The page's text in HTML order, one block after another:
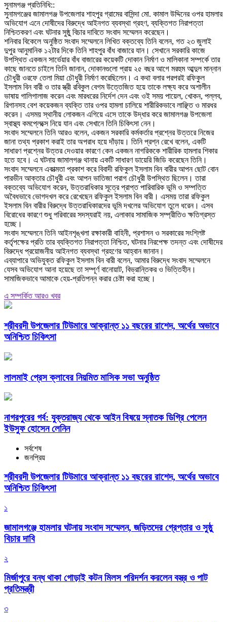
‎সুনামগঞ্জ প্রতিনিধি::
‎সুনামগঞ্জের জামালগঞ্জ উপজেলার শাহপুর গ্রামের বাসিন্দা মো. কামাল উদ্দিনের ওপর হামলার
অভিযোগ এনে দোষীদের বিরুদ্ধে আইনগত ব্যবস্থা গ্রহণ, ব্যক্তিগত নিরাপত্তা
নিশ্চিতকরণ এবং ঘটনার সুষ্ঠু বিচার দাবিতে সংবাদ সম্মেলন করেছেন।
‎শনিবার বিকেলে অনুষ্ঠিত সংবাদ সম্মেলনে লিখিত বক্তব্যে তিনি বলেন, গত ২৩ জুলাই
দুপুর আনুমানিক ১২টার দিকে তিনি শাহপুর বাঁধ বাজারে যান। সেখানে সরকারি কাজে
উপস্থিত একজন সার্ভেয়ার বাঁধ বাজারের কয়েকটি দোকান নির্মাণ ও মালিকানা সম্পর্কে তার
কাছে জানতে চাইলে তিনি জানান, দোকানগুলো প্রায় ২৫ বছর আগে মরহুম আব্দুল মান্নান
চৌধুরী ওরফে তেলা মিয়া চৌধুরী নির্মাণ করেছিলেন। এ কথা বলার পরপরই রফিকুল
ইসলাম বিন বারী ও তার স্ত্রী রবিকুল বেগম উত্তেজিত হয়ে তাকে লক্ষ্য করে অশালীন
ভাষায় গালিগালাজ করেন এবং মারধরের নির্দেশ দেন এবং ওই সময় পায়েল, খোকন, পল্লব,
রিগানসহ বেশ কয়েকজন ব্যক্তি তার ওপর হামলা চালিয়ে শারীরিকভাবে লাঞ্ছিত ও মারধর
করেন। এসময় স্থানীয় লোকজন এগিয়ে এসে তাকে উদ্ধার করে জামালগঞ্জ উপজেলা
স্বাস্থ্য কমপ্লেক্সে নিয়ে যান এবং সেখানে তিনি চিকিৎসা নেন।
‎সংবাদ সম্মেলনে তিনি আরও বলেন, একজন সরকারি কর্মকর্তার প্রশ্নের উত্তরে নিজের
জানা তথ্য প্রকাশ করাই তার অপরাধ হয়ে দাঁড়ায়। তিনি প্রশ্ন রেখে বলেন, একটি
সাধারণ প্রশ্নের উত্তর দেওয়ার কারণে কেন একজন নাগরিককে শারীরিক হামলার শিকার
হতে হবে। এ ঘটনায় জামালগঞ্জ থানায় একটি সাধারণ ডায়েরি জিডি করেছেন তিনি।
‎সংবাদ সম্মেলনে একাত্মতা প্রকাশ করে বিবাদী রফিকুল ইসলাম বিন বারীর আপন ছোট বোন
পারভীন আক্তার চৌধুরী এবং আপন ভাতিজা পরাগ চৌধুরী উপস্থিত ছিলেন। তারা
বক্তব্যে অভিযোগ করেন, উত্তরাধিকার সূত্রে প্রাপ্ত পারিবারিক ভূমি ও সম্পত্তি
অবৈধভাবে ভোগদখল করে রেখেছেন রফিকুল ইসলাম বিন বারী। এসময় তারা রফিকুল
ইসলাম বিন বারীর বিরুদ্ধে উত্তরাধিকারদের ভূমি দখলের অভিযোগ তুলে ধরেন। এসব
বিরোধের কারণে শুধু পরিবারের সদস্যরাই নয়, এলাকার সামাজিক সম্প্রীতিও ক্ষতিগ্রস্ত
হচ্ছে।
‎সংবাদ সম্মেলনে তিনি আইনশৃঙ্খলা রক্ষাকারী বাহিনী, প্রশাসন ও সরকারের সংশ্লিষ্ট
কর্তৃপক্ষের প্রতি তার ব্যক্তিগত নিরাপত্তা নিশ্চিত, ঘটনার নিরপেক্ষ তদন্ত এবং দোষীদের
বিরুদ্ধে প্রয়োজনীয় আইনগত ব্যবস্থা গ্রহণের আহ্বান জানান।
‎এব্যাপারে অভিযুক্ত রফিকুল ইসলাম বিন বারী বলেন, আমার বিরুদ্ধে সংবাদ সম্মেলনে
যেসব অভিযোগ আনা হয়েছে তা সম্পূর্ণ বানোয়াট, বিভ্রান্তিকর ও ভিত্তিহীন।
সামাজিকভাবে আমাকে হেয়-প্রতিপন্ন করার চেষ্টা করা হচ্ছে।
এ সম্পর্কিত আরও খবর
শ্রীবরদী উপজেলার টিউমারে আক্রান্ত ১১ বছরের রাশেদ, অর্থের অভাবে
অনিশ্চিত চিকিৎসা
লালমাই প্রেস ক্লাবের নিয়মিত মাসিক সভা অনুষ্ঠিত
নাগরপুরের গর্ব: যুক্তরাজ্য থেকে আইন বিষয়ে স্নাতক ডিগ্রি পেলেন
ইউসুফ হোসেন লেনিন
সর্বশেষ
জনপ্রিয়
শ্রীবরদী উপজেলার টিউমারে আক্রান্ত ১১ বছরের রাশেদ, অর্থের অভাবে
অনিশ্চিত চিকিৎসা
১
জামালগঞ্জে হামলার ঘটনায় সংবাদ সম্মেলন, জড়িতদের গ্রেপ্তার ও সুষ্ঠু
বিচার দাবি
২
মির্জাপুরে বন্ধ থাকা গোড়াই কটন মিলস পরিদর্শন করলেন বস্ত্র ও পাট
প্রতিমন্ত্রী
৩